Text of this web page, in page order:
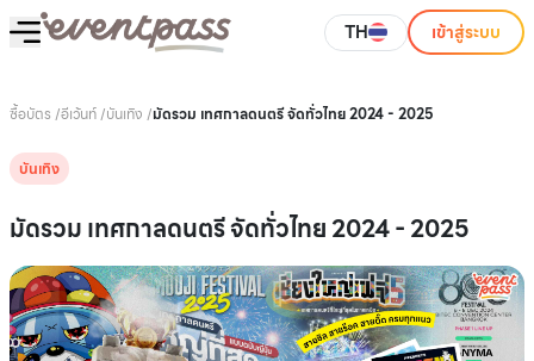
TH เข้าสู่ระบบ
ซื้อบัตร /อีเว้นท์/บันเทิง /มัดรวม เทศกาลดนตรี จัดทั่วไทย 2024 - 2025
บันเทิง
มัดรวม เทศกาลดนตรี จัดทั่วไทย 2024 - 2025